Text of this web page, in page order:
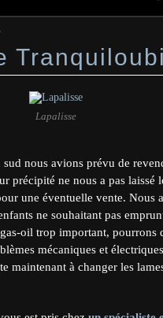
Lapalisse
nous avions prévu de
précipité ne nous a pas laissé
une éventuelle vente. Nous
ne souhaitant pas
gas-oil trop important, pourrons
mécaniques et
maintenant à changer les